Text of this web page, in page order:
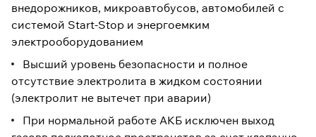
внедорожников, микроавтобусов, автомобилей с
системой Start-Stop и энергоемким
электрооборудованием
Высший уровень безопасности и полное
отсутствие электролита в жидком состоянии
(электролит не вытечет при аварии)
При нормальной работе АКБ исключен выход